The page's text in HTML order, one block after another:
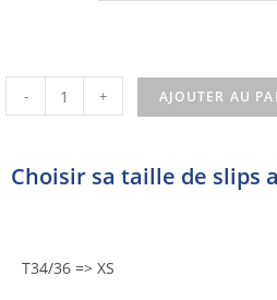
- + AJOUTER AU
Choisir sa taille de slips
T34/36 => XS